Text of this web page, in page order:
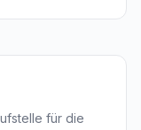
für die